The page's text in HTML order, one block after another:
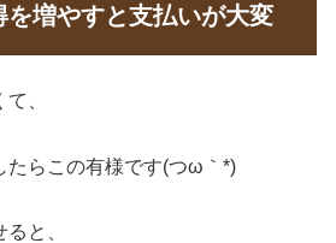
を増やすと支払いが大変
、
たらこの有様です(つω｀*)
と、